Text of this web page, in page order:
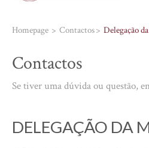
Homepage Contactos Delegação
Contactos
Se tiver uma dúvida ou questão,
DELEGAÇÃO DA